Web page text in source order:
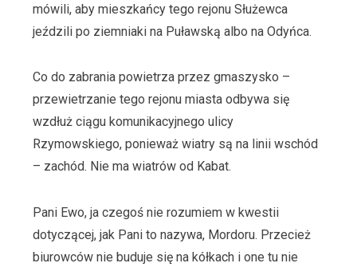
mówili, aby mieszkańcy tego rejonu Służewca
jeździli po ziemniaki na Puławską albo na Odyńca.
Co do zabrania powietrza przez gmaszysko –
przewietrzanie tego rejonu miasta odbywa się
wzdłuż ciągu komunikacyjnego ulicy
Rzymowskiego, ponieważ wiatry są na linii wschód
– zachód. Nie ma wiatrów od Kabat.
Pani Ewo, ja czegoś nie rozumiem w kwestii
dotyczącej, jak Pani to nazywa, Mordoru. Przecież
biurowców nie buduje się na kółkach i one tu nie